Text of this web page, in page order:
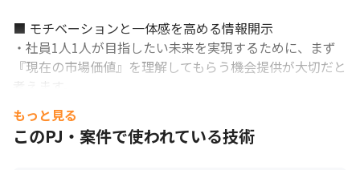
■ モチベーションと一体感を高める情報開示
・社員1人1人が目指したい未来を実現するために、まず
『現在の市場価値』を理解してもらう機会提供が大切だと
考えます。
・そのために案件単価、顧客評価など会社が持っている情
報は幅広く開示します。更に、社会情勢や技術動向を踏ま
えた会社の考えを共有することで、社員一人一人の選択が
もっと見る
このPJ・案件で使われている技術